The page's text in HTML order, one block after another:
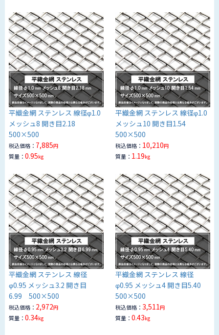
平織金網 ステンレス 線径φ1.0
メッシュ8 開き目2.18
500×500
税込価格： 7,885円
質量： 0.95kg
平織金網 ステンレス 線径φ1.0
メッシュ10 開き目1.54
500×500
税込価格： 10,210円
質量： 1.19kg
平織金網 ステンレス 線径
φ0.95 メッシュ3.2 開き目
6.99 500×500
税込価格： 2,972円
質量： 0.34kg
平織金網 ステンレス 線径
φ0.95 メッシュ4 開き目5.40
500×500
税込価格：3,511円
質量：0.43kg